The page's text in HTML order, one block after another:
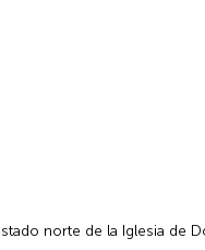
norte de la Iglesia de